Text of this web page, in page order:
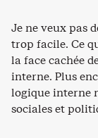
Je ne veux pas
trop facile. Ce
la face cachée
interne. Plus
logique interne
sociales et